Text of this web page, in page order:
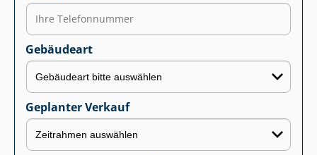
Gebäudeart
Geplanter Verkauf